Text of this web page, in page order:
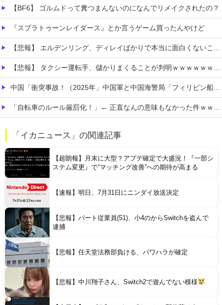
【BF6】 ゴルムドって糞つまんないのになんでリメイクされたの？
『スプラトゥーンレイダース』とか言うゲーム買ったんやけど
【悲報】 エルデンリング、ディレイばかりで本当に面白くないこのゲーム←賛同の声が多数…
【悲報】 タクシー運転手、儲かりまくることが判明ｗｗｗｗｗｗｗｗ
中国「衝突事故！（2025年」中国軍と中国海警局「フィリピン船の追跡中に衝突！（8/11」中国「2人死亡」中国政府「1年間隠蔽」日本「隠蔽された事実報道！（2026年」→
「自転車のルール厳罰化！」← 正直なんの意味もなかった件ｗｗｗｗｗｗｗｗ
【画像】 思わず保存したくなる「笑える画像・最高な画像」貼っていけｗｗｗｗｗ
Powered by livedoor 相互RSS
「イカニュース」の関連記事
【超朗報】月末に大型？アプデ確定で大盛況！『一部シ
ステム変更』で”マッチング改善”への期待が高まる
【速報】明日、7月31日にニンダイ放送決定
【悲報】パート従業員(51)、小4のからSwitchを盗んで
逮捕
【悲報】任天堂法務部負ける、パワハラが確定
【悲報】中川翔子さん、Switch2で遊んでない模様